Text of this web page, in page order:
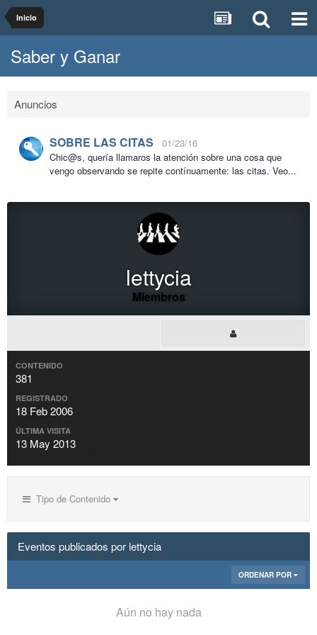
Inicio
Saber y Ganar
Anuncios
SOBRE LAS CITAS
01/23/16
Chic@s, quería llamaros la atención sobre una cosa que
vengo observando se repite contínuamente: las citas. Veo...
lettycia
Miembros
CONTENIDO
381
REGISTRADO
18 Feb 2006
ÚLTIMA VISITA
13 May 2013
Tipo de Contenido
Eventos publicados por lettycia
ORDENAR POR
Aún no hay nada